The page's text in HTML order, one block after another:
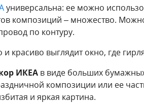
универсальна: ее можно
композиций – множество.
по контуру.
красиво выглядит окно, где
ИКЕА в виде больших
композиции или ее
и яркая картина.